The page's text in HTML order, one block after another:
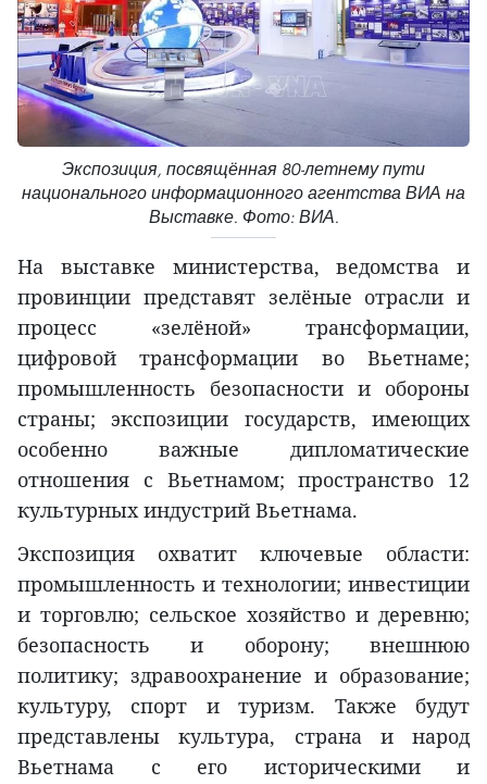
Экспозиция, посвящённая 80-летнему пути
национального информационного агентства ВИА на
Выставке. Фото: ВИА.
На выставке министерства, ведомства и
провинции представят зелёные отрасли и
процесс «зелёной» трансформации,
цифровой трансформации во Вьетнаме;
промышленность безопасности и обороны
страны; экспозиции государств, имеющих
особенно важные дипломатические
отношения с Вьетнамом; пространство 12
культурных индустрий Вьетнама.
Экспозиция охватит ключевые области:
промышленность и технологии; инвестиции
и торговлю; сельское хозяйство и деревню;
безопасность и оборону; внешнюю
политику; здравоохранение и образование;
культуру, спорт и туризм. Также будут
представлены культура, страна и народ
Вьетнама с его историческими и